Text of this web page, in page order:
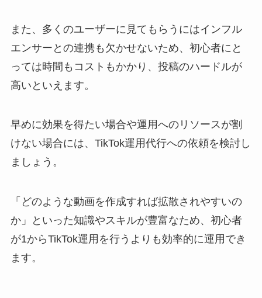
また、多くのユーザーに見てもらうにはインフル
エンサーとの連携も欠かせないため、初心者にと
っては時間もコストもかかり、投稿のハードルが
高いといえます。
早めに効果を得たい場合や運用へのリソースが割
けない場合には、TikTok運用代行への依頼を検討し
ましょう。
「どのような動画を作成すれば拡散されやすいの
か」といった知識やスキルが豊富なため、初心者
が1からTikTok運用を行うよりも効率的に運用でき
ます。